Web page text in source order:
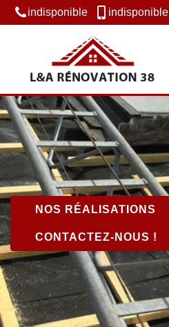
indisponible indisponible
NOS RÉALISATIONS
CONTACTEZ-NOUS !